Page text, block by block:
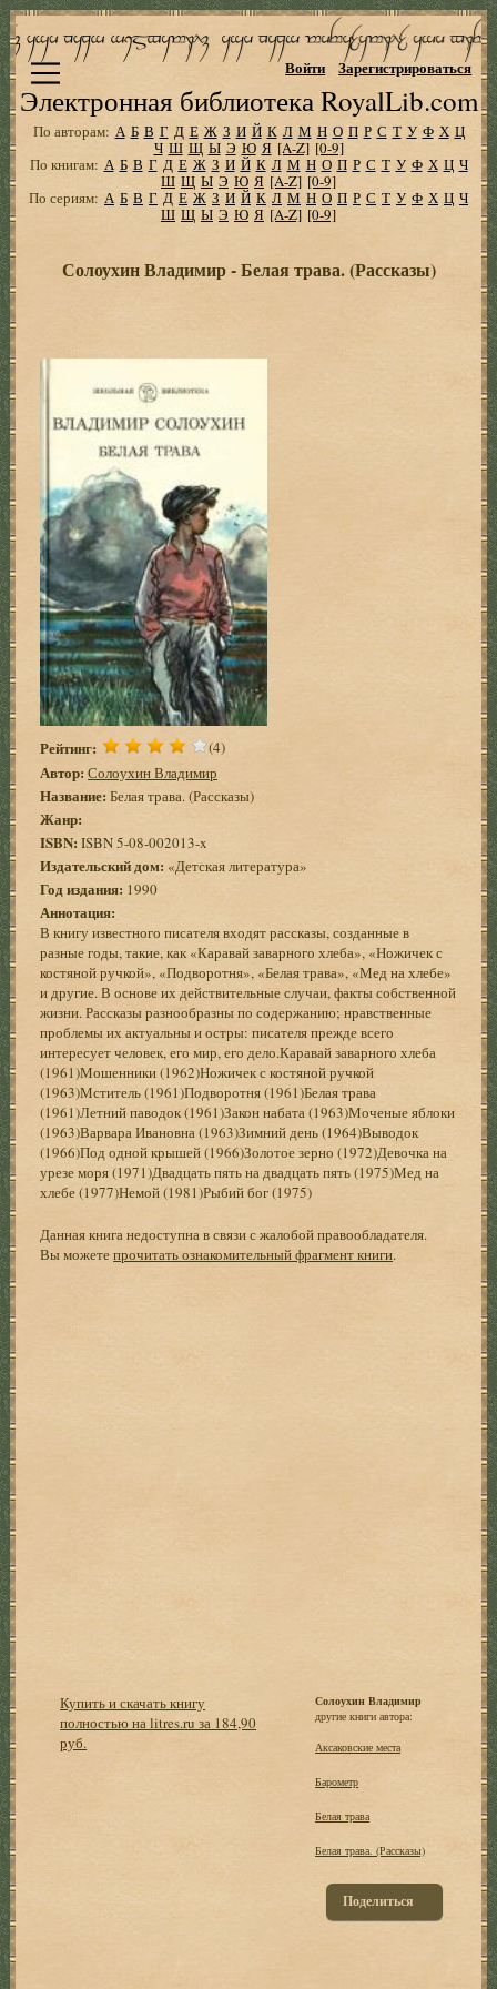
Электронная библиотека RoyalLib.com
Войти Зарегистрироваться
По авторам: А Б В Г Д Е Ж З И Й К Л М Н О П Р С Т У Ф Х Ц
Ч Ш Щ Ы Э Ю Я [A-Z] [0-9]
По книгам: А Б В Г Д Е Ж З И Й К Л М Н О П Р С Т У Ф Х Ц Ч
Ш Щ Ы Э Ю Я [A-Z] [0-9]
По сериям: А Б В Г Д Е Ж З И Й К Л М Н О П Р С Т У Ф Х Ц Ч
Ш Щ Ы Э Ю Я [A-Z] [0-9]
Солоухин Владимир - Белая трава. (Рассказы)
Рейтинг: (4)
Автор: Солоухин Владимир
Название: Белая трава. (Рассказы)
Жанр:
ISBN:ISBN 5-08-002013-x
Издательский дом: «Детская литература»
Год издания: 1990
Аннотация:
В книгу известного писателя входят рассказы, созданные в
разные годы, такие, как «Каравай заварного хлеба», «Ножичек с
костяной ручкой», «Подворотня», «Белая трава», «Мед на хлебе»
и другие. В основе их действительные случаи, факты собственной
жизни. Рассказы разнообразны по содержанию; нравственные
проблемы их актуальны и остры: писателя прежде всего
интересует человек, его мир, его дело.Каравай заварного хлеба
(1961)Мошенники (1962)Ножичек с костяной ручкой
(1963)Мститель (1961)Подворотня (1961)Белая трава
(1961)Летний паводок (1961)Закон набата (1963)Моченые яблоки
(1963)Варвара Ивановна (1963)Зимний день (1964)Выводок
(1966)Под одной крышей (1966)Золотое зерно (1972)Девочка на
урезе моря (1971)Двадцать пять на двадцать пять (1975)Мед на
хлебе (1977)Немой (1981)Рыбий бог (1975)
Данная книга недоступна в связи с жалобой правообладателя.
Вы можетепрочитать ознакомительный фрагмент книги.
Купить и скачать книгу
полностью на litres.ru за 184,90
руб.
Солоухин Владимир
другие книги автора:
Аксаковские места
Барометр
Белая трава
Белая трава. (Рассказы)
Поделиться